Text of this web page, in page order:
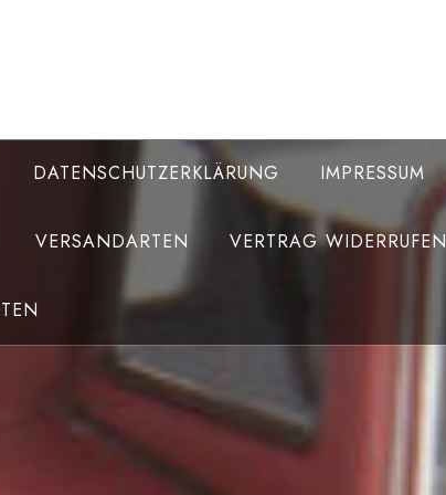
DATENSCHUTZERKLÄRUNG IMPRESSUM
VERSANDARTEN VERTRAG WIDERRUFEN